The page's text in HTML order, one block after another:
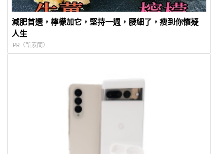
減肥首選，檸檬加它，堅持一週，腰細了，瘦到你懷疑
人生
PR（新素簡）